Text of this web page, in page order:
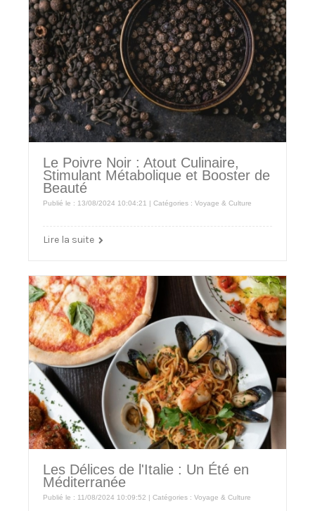
Le Poivre Noir : Atout Culinaire,
Stimulant Métabolique et Booster de
Beauté
Publié le : 13/08/2024 10:04:21 | Catégories : Voyage & Culture
Lire la suite
Les Délices de l'Italie : Un Été en
Méditerranée
Publié le : 11/08/2024 10:09:52 | Catégories : Voyage & Culture